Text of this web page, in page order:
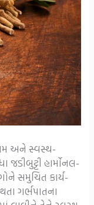
અને સ્વસ્થ-
હાર્મોનલ-
સમુચિત કાર્ય-
ગર્ભપાતના